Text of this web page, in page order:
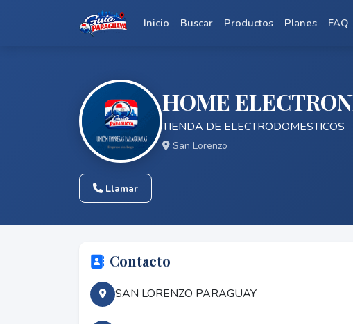
Inicio Buscar Productos Planes FAQ
HOME
TIENDA DE ELECTRODOMESTICOS
San Lorenzo
Llamar
Contacto
SAN LORENZO PARAGUAY